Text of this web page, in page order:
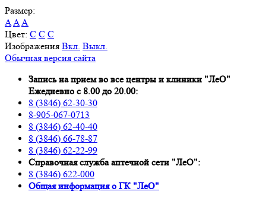
Размер:
AAA
Цвет: C C C
Изображения Вкл. Выкл.
Обычная версия сайта
Запись на прием во все центры и клиники "ЛеО"
Ежедневно с 8.00 до 20.00:
8 (3846) 62-30-30
8-905-067-0713
8 (3846) 62-40-40
8 (3846) 66-78-87
8 (3846) 62-22-99
Справочная служба аптечной сети "ЛеО":
8 (3846) 622-000
Oбщая информация о ГК "ЛеО"